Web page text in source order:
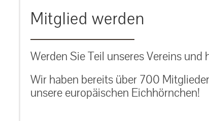
Mitglied werden
Werden Sie Teil unseres Vereins
Wir haben bereits über 700
unsere europäischen Eichhörnchen!